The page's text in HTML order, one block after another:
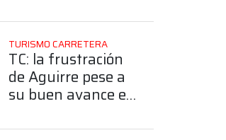
tuvieron en
Termas
TURISMO CARRETERA
TC: la frustración
de Aguirre pese a
su buen avance en
para estar dentro